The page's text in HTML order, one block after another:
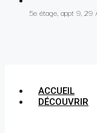
5e étage, appt 9, 29
ACCUEIL
DÉCOUVRIR